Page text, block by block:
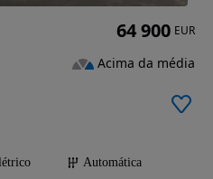
Automática
64 900 EUR
Acima da média